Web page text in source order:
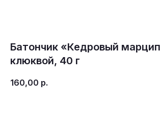
Батончик «Кедровый
клюквой, 40 г
160,00 р.